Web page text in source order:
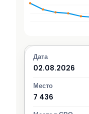
02.08.2026
7 436